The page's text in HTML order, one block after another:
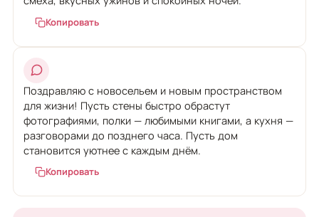
Копировать
Поздравляю с новосельем и новым пространством
для жизни! Пусть стены быстро обрастут
фотографиями, полки — любимыми книгами, а кухня —
разговорами до позднего часа. Пусть дом
становится уютнее с каждым днём.
Копировать